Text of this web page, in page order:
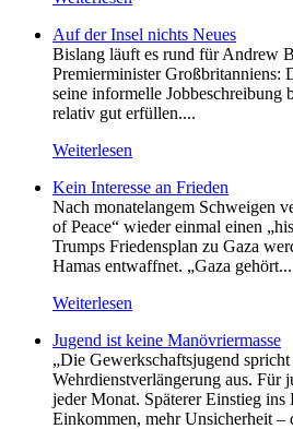
Auf der Insel nichts Neues
Bislang läuft es rund für Andrew
Premierminister Großbritanniens:
seine informelle Jobbeschreibung
relativ gut erfüllen....
Weiterlesen
Kein Inte­resse an Frieden
Nach monatelangem Schweigen
of Peace“ wieder einmal einen
Trumps Friedensplan zu Gaza
Hamas entwaffnet. „Gaza gehört...
Weiterlesen
Jugend ist keine Manövriermasse
„Die Gewerkschaftsjugend
Wehrdienstverlängerung aus. Für
jeder Monat. Späterer Einstieg
Einkommen, mehr Unsicherheit –